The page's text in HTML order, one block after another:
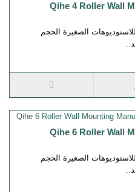
Qihe 4 Roller Wall
الصغيرة الحجم
Qihe 6 Roller Wall
الصغيرة الحجم